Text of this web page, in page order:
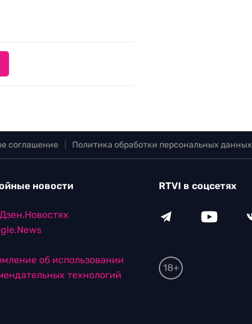
соглашение Политика обработки персональных данных
новости
Дзен.Новостях
об использовании
технологий
RTVI в соцсетях
18+